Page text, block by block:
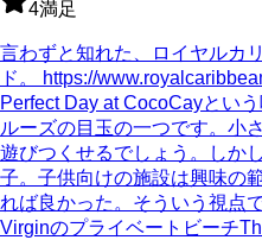
4満足
言わずと知れた、ロイヤルカ
ド。 https://
Perfect Day at CocoCayとい
ルーズの目玉の一つです。小
遊びつくせるでしょう。しか
子。子供向けの施設は興味の
れば良かった。そういう視点
Virginのプライベートビーチ